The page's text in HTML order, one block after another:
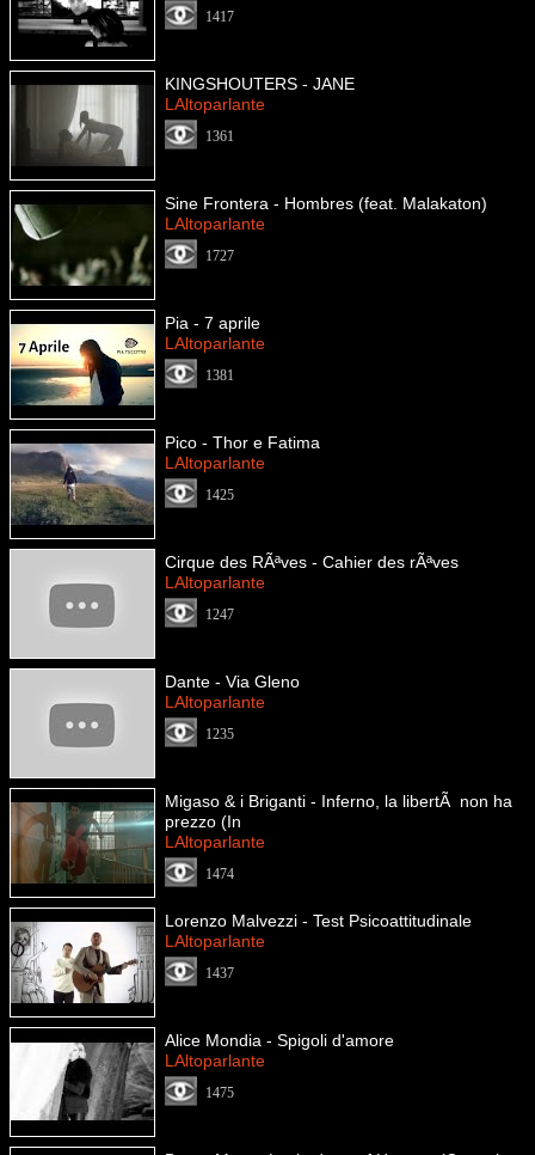
1417
KINGSHOUTERS - JANE
LAltoparlante
1361
Sine Frontera - Hombres (feat. Malakaton)
LAltoparlante
1727
Pia - 7 aprile
LAltoparlante
1381
Pico - Thor e Fatima
LAltoparlante
1425
Cirque des RÃªves - Cahier des rÃªves
LAltoparlante
1247
Dante - Via Gleno
LAltoparlante
1235
Migaso & i Briganti - Inferno, la libertÃ non ha
prezzo (In
LAltoparlante
1474
Lorenzo Malvezzi - Test Psicoattitudinale
LAltoparlante
1437
Alice Mondia - Spigoli d'amore
LAltoparlante
1475